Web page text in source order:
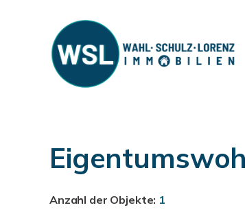
Anzahl der Objekte: 1